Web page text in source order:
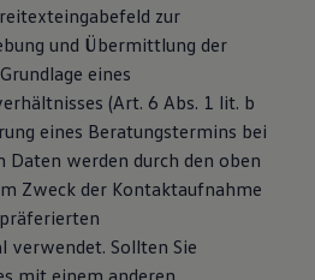
zur
und Übermittlung der
eines
(Art. 6 Abs. 1 lit. b
eines Beratungstermins bei
werden durch den oben
Zweck der Kontaktaufnahme
verwendet. Sollten Sie
mit einem anderen